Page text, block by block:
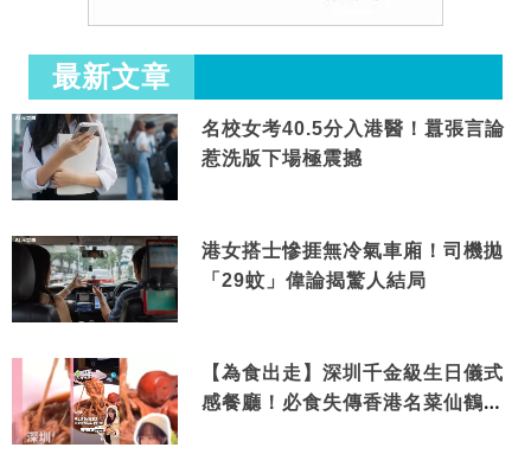
最新文章
名校女考40.5分入港醫！囂張言論
惹洗版下場極震撼
港女搭士慘捱無冷氣車廂！司機拋
「29蚊」偉論揭驚人結局
【為食出走】深圳千金級生日儀式
感餐廳！必食失傳香港名菜仙鶴神